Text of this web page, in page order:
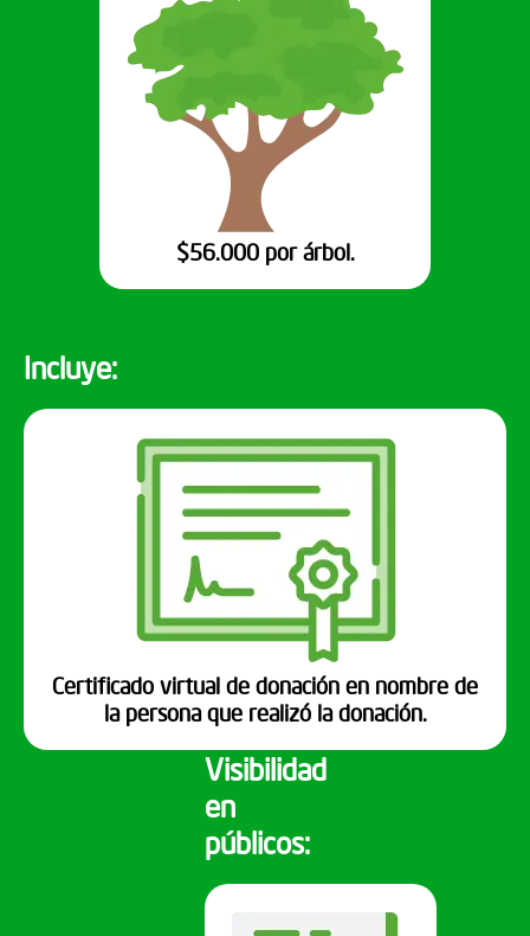
$56.000 por árbol.
Incluye:
Certificado virtual de donación en nombre de
la persona que realizó la donación.
Visibilidad
en
públicos: